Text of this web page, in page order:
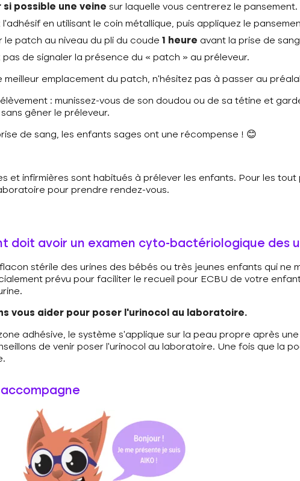
si possible une veine sur laquelle vous centrerez le pansement.
l’adhésif en utilisant le coin métallique, puis appliquez le
le patch au niveau du pli du coude 1 heure avant la prise de
pas de signaler la présence du « patch » au préleveur.
meilleur emplacement du patch, n’hésitez pas à passer au
: munissez-vous de son doudou ou de sa tétine et
gêner le préleveur.
de sang, les enfants sages ont une récompense ! 😊
et infirmières sont habitués à prélever les enfants. Pour les
pour prendre rendez-vous.
doit avoir un examen cyto-bactériologique des
stérile des urines des bébés ou très jeunes enfants qui ne
prévu pour faciliter le recueil pour ECBU de votre
vous aider pour poser l’urinocol au laboratoire.
adhésive, le système s’applique sur la peau propre après
de venir poser l’urinocol au laboratoire. Une fois que la
accompagne